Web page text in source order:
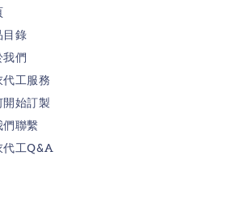
目錄
我們
代工服務
開始訂製
們聯繫
代工Q&A